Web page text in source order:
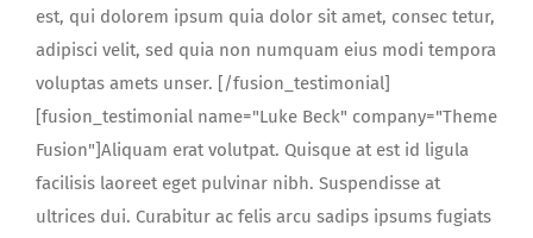
est, qui dolorem ipsum quia dolor sit amet, consec tetur,
adipisci velit, sed quia non numquam eius modi tempora
voluptas amets unser. [/fusion_testimonial]
[fusion_testimonial name="Luke Beck" company="Theme
Fusion"]Aliquam erat volutpat. Quisque at est id ligula
facilisis laoreet eget pulvinar nibh. Suspendisse at
ultrices dui. Curabitur ac felis arcu sadips ipsums fugiats